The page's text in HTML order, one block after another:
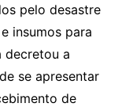
pelo desastre
insumos para
decretou a
se apresentar
de